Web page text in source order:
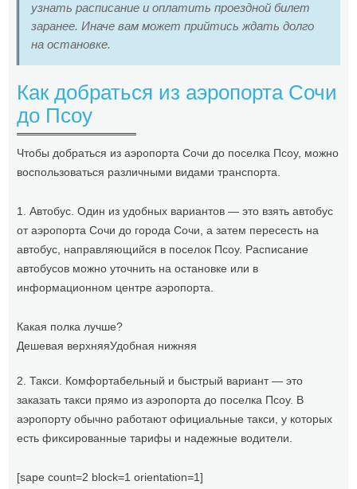
узнать расписание и оплатить проездной билет
заранее. Иначе вам может прийтись ждать долго
на остановке.
Как добраться из аэропорта Сочи
до Псоу
Чтобы добраться из аэропорта Сочи до поселка Псоу, можно
воспользоваться различными видами транспорта.
1. Автобус. Один из удобных вариантов — это взять автобус
от аэропорта Сочи до города Сочи, а затем пересесть на
автобус, направляющийся в поселок Псоу. Расписание
автобусов можно уточнить на остановке или в
информационном центре аэропорта.
Какая полка лучше?
Дешевая верхняяУдобная нижняя
2. Такси. Комфортабельный и быстрый вариант — это
заказать такси прямо из аэропорта до поселка Псоу. В
аэропорту обычно работают официальные такси, у которых
есть фиксированные тарифы и надежные водители.
[sape count=2 block=1 orientation=1]